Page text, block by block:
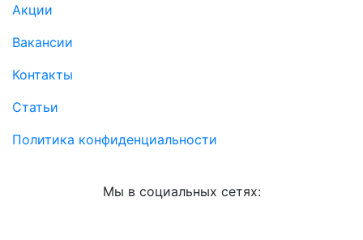
Акции
Вакансии
Контакты
Статьи
Политика конфиденциальности
Мы в социальных сетях: